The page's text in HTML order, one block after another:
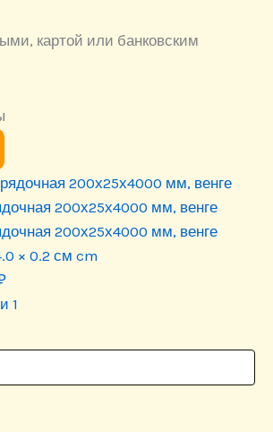
картой или банковским
200х25х4000 мм, венге
200х25х4000 мм, венге
× 0.2 см cm
1